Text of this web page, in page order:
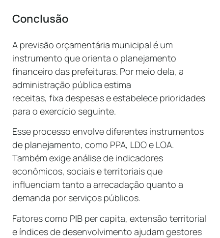
Conclusão
A previsão orçamentária municipal é um
instrumento que orienta o planejamento
financeiro das prefeituras. Por meio dela, a
administração pública estima
receitas, fixa despesas e estabelece prioridades
para o exercício seguinte.
Esse processo envolve diferentes instrumentos
de planejamento, como PPA, LDO e LOA.
Também exige análise de indicadores
econômicos, sociais e territoriais que
influenciam tanto a arrecadação quanto a
demanda por serviços públicos.
Fatores como PIB per capita, extensão territorial
e índices de desenvolvimento ajudam gestores